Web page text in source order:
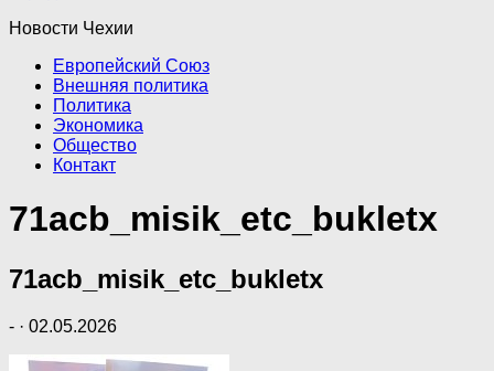
Новости Чехии
Европейский Союз
Внешняя политика
Политика
Экономика
Общество
Контакт
71acb_misik_etc_bukletx
71acb_misik_etc_bukletx
- · 02.05.2026